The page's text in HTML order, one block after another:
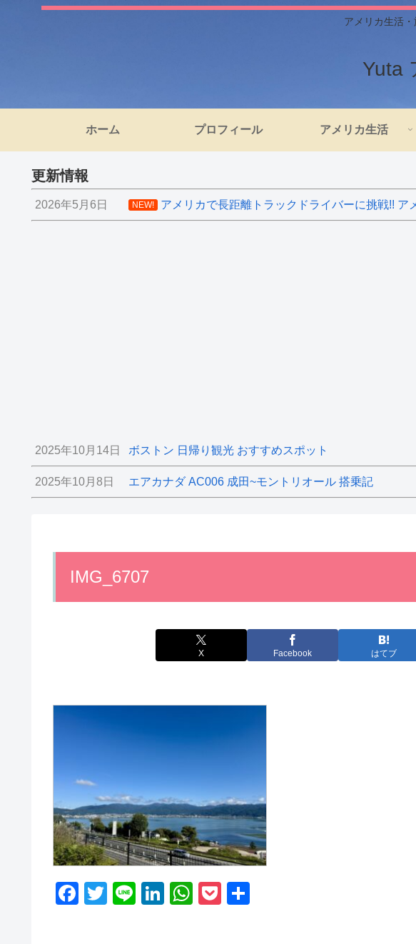
アメリカ生活
Yuta
ホーム プロフィール アメリカ生活
更新情報
2026年5月6日 NEW! アメリカで長距離トラックドライバーに挑戦!! ア
2025年10月14日 ボストン 日帰り観光 おすすめスポット
2025年10月8日 エアカナダ AC006 成田~モントリオール 搭乗記
IMG_6707
X Facebook はてブ
F
T
Li
Li
W
P